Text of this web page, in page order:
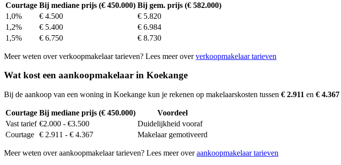
Courtage Bij mediane prijs (€ 450.000) Bij gem. prijs (€ 582.000)
1,0%
€ 4.500
€ 5.820
1,2%
€ 5.400
€ 6.984
1,5%
€ 6.750 € 8.730
Meer weten over verkoopmakelaar tarieven? Lees meer oververkoopmakelaar tarieven
Wat kost een aankoopmakelaar in Koekange
Bij de aankoop van een woning in Koekange kun je rekenen op makelaarskosten tussen € 2.911 en € 4.367
Courtage Bij mediane prijs (€ 450.000)
Voordeel
Vast tarief €2.000 - €3.500
Duidelijkheid vooraf
Courtage € 2.911 - € 4.367 Makelaar gemotiveerd
Meer weten over aankoopmakelaar tarieven? Lees meer overaankoopmakelaar tarieven